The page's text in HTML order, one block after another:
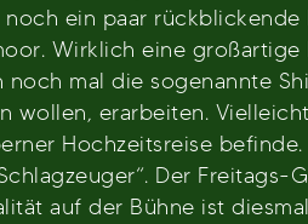
ein paar
Wirklich eine
mal die sogenannte
wollen, erarbeiten.
Hochzeitsreise
Der
auf der Bühne ist